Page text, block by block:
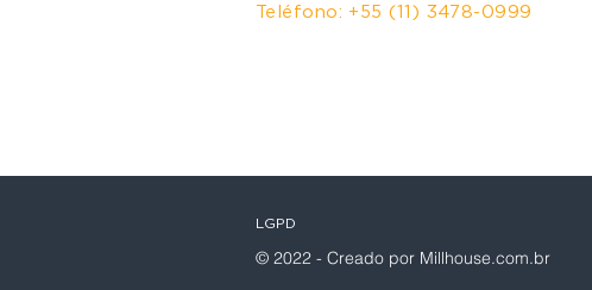
Teléfono: +55 (11) 3478-0999
LGPD
© 2022 - Creado por Millhouse.com.br